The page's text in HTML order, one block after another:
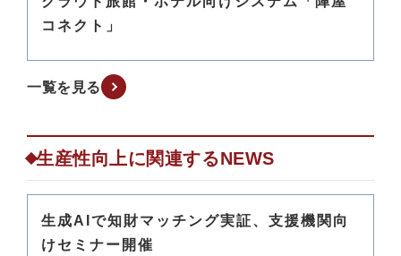
コネクト」
一覧を見る
生産性向上に関連するNEWS
生成AIで知財マッチング実証、支援機関向
けセミナー開催